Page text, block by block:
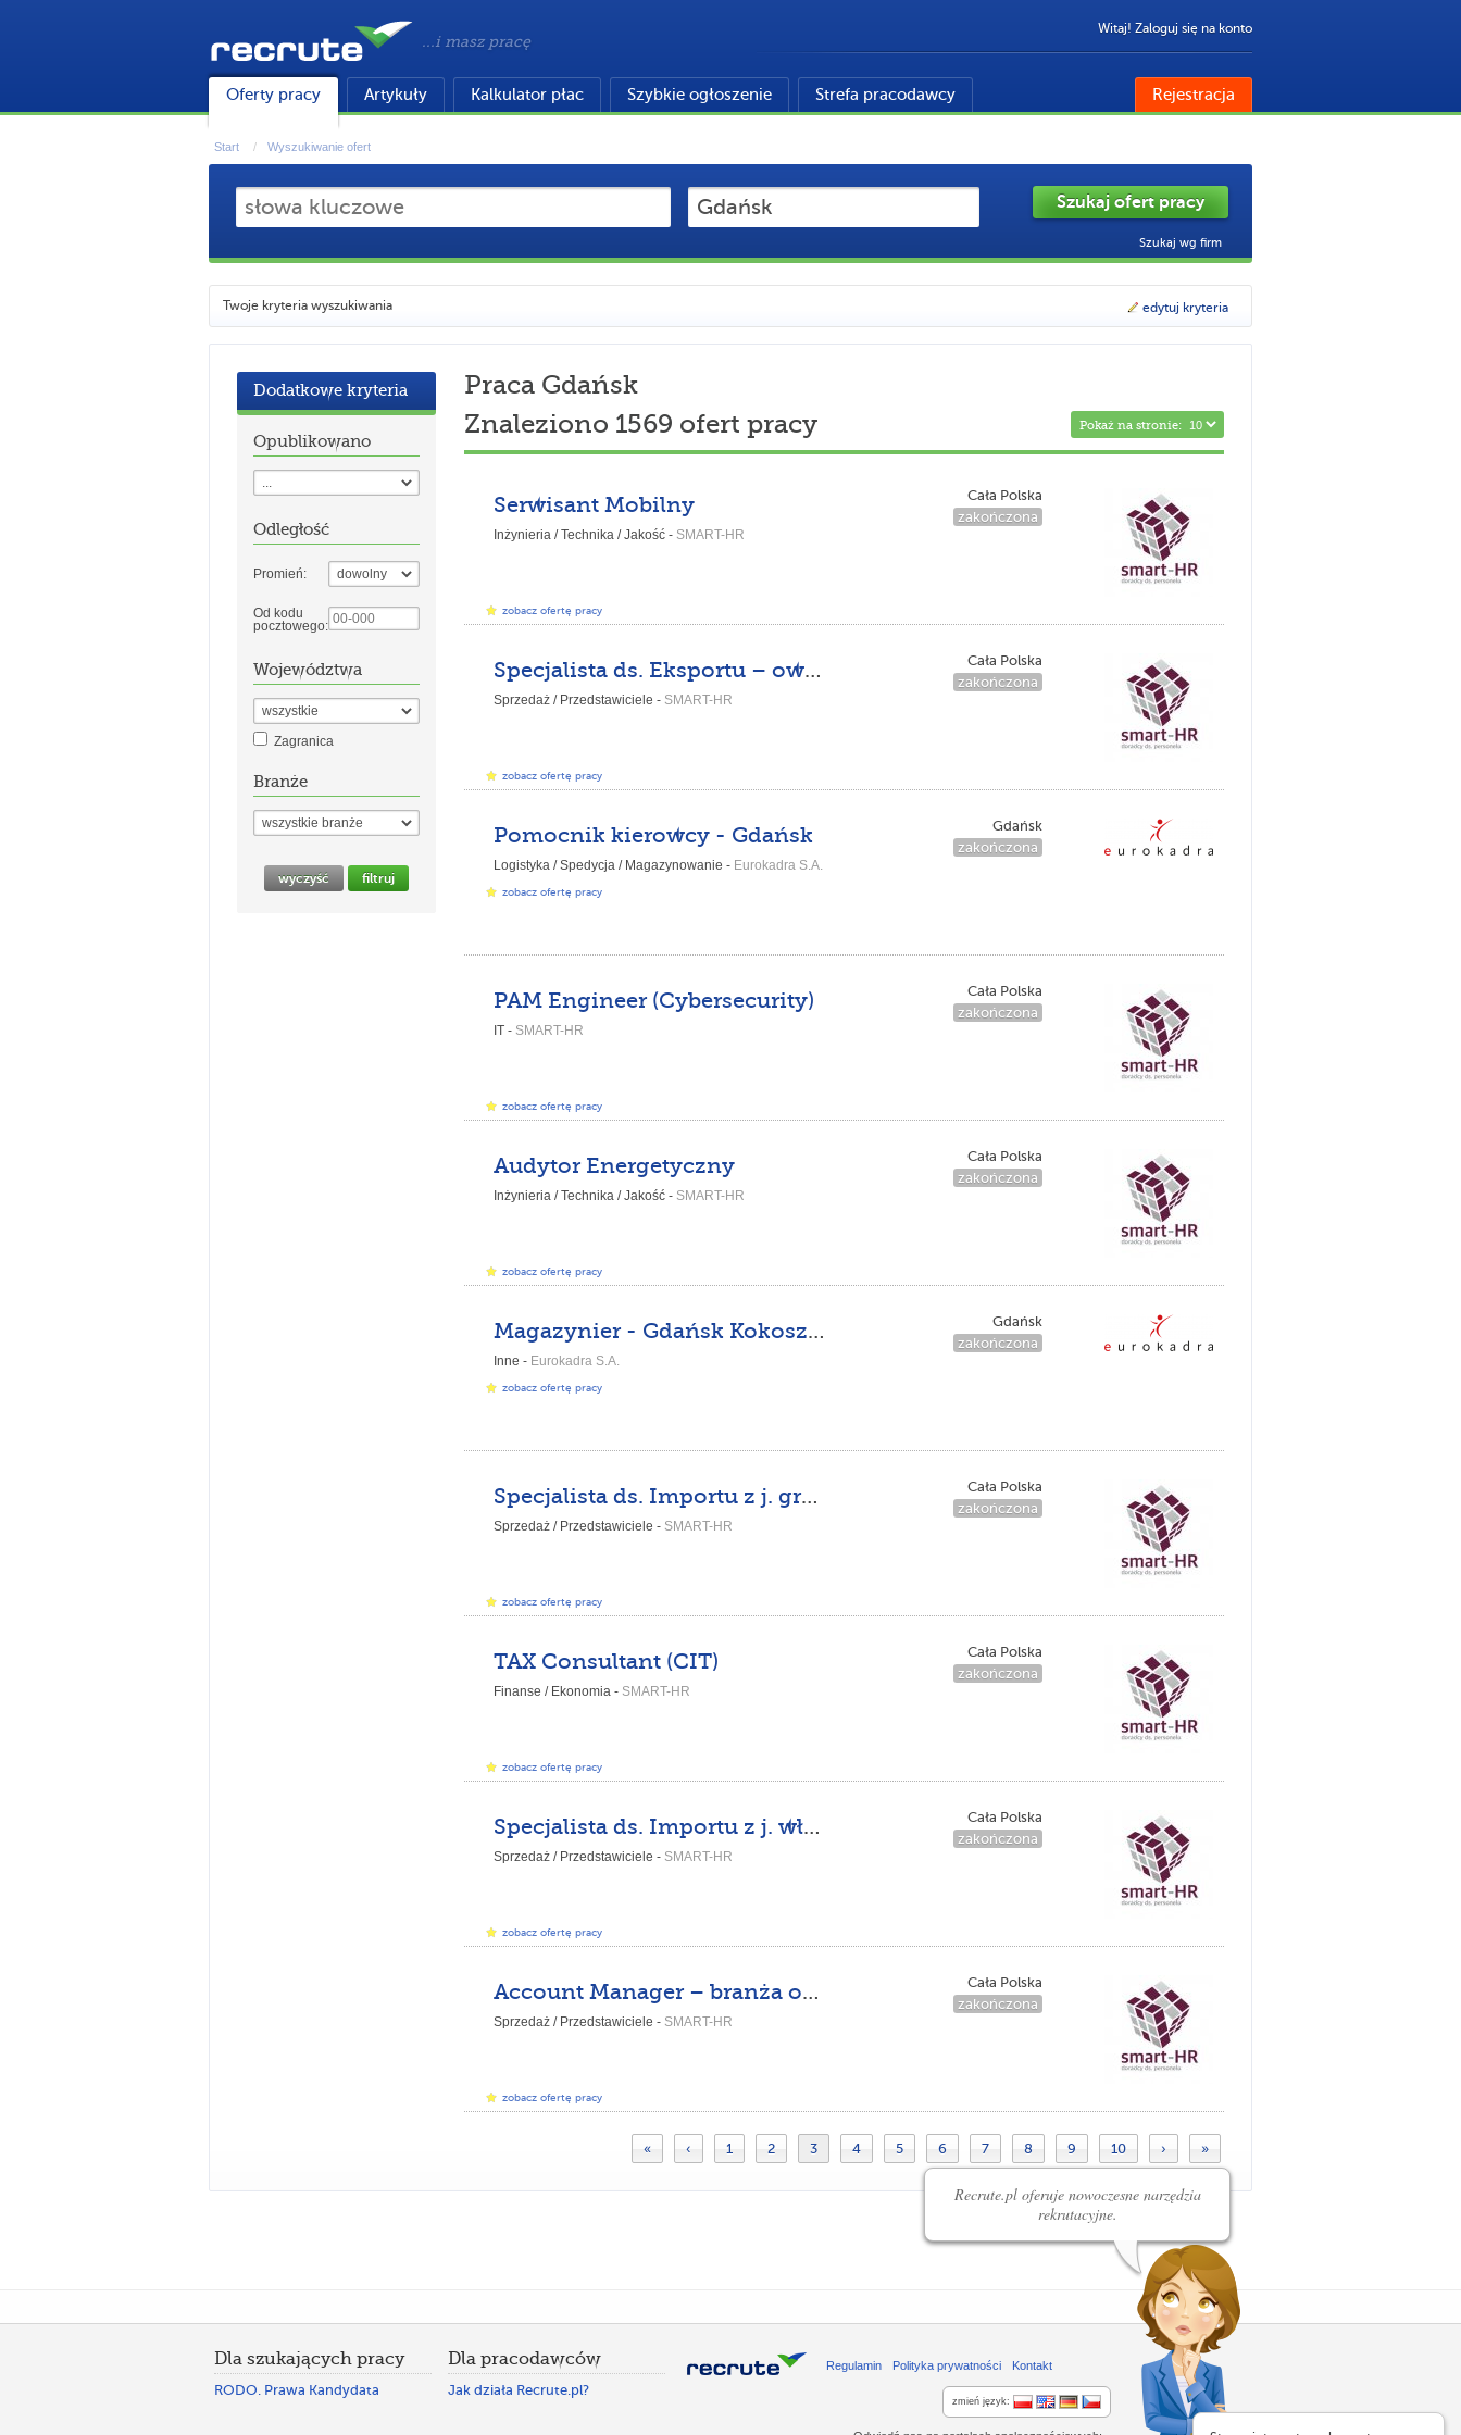
...i masz pracę
Witaj! Zaloguj się na konto
Oferty pracy Artykuły Kalkulator płac Szybkie ogłoszenie Strefa pracodawcy Rejestracja
Start Wyszukiwanie ofert
Szukaj wg firm
Twoje kryteria wyszukiwania edytuj kryteria
Dodatkowe kryteria
Opublikowano
Odległość
Promień:
Od kodu
pocztowego:
Województwa
Zagranica
Branże
Praca Gdańsk
Pokaż na stronie:
Znaleziono 1569 ofert pracy
Serwisant Mobilny
Inżynieria / Technika / Jakość - SMART-HR
Cała Polska
zakończona
zobacz ofertę pracy
Specjalista ds. Eksportu – owoce i warzywa
Sprzedaż / Przedstawiciele - SMART-HR
Cała Polska
zakończona
zobacz ofertę pracy
Pomocnik kierowcy - Gdańsk
Logistyka / Spedycja / Magazynowanie - Eurokadra S.A.
Gdańsk
zakończona
zobacz ofertę pracy
PAM Engineer (Cybersecurity)
IT - SMART-HR
Cała Polska
zakończona
zobacz ofertę pracy
Audytor Energetyczny
Inżynieria / Technika / Jakość - SMART-HR
Cała Polska
zakończona
zobacz ofertę pracy
Magazynier - Gdańsk Kokoszki
Inne - Eurokadra S.A.
Gdańsk
zakończona
zobacz ofertę pracy
Specjalista ds. Importu z j. greckim
Sprzedaż / Przedstawiciele - SMART-HR
Cała Polska
zakończona
zobacz ofertę pracy
TAX Consultant (CIT)
Finanse / Ekonomia - SMART-HR
Cała Polska
zakończona
zobacz ofertę pracy
Specjalista ds. Importu z j. włoskim
Sprzedaż / Przedstawiciele - SMART-HR
Cała Polska
zakończona
zobacz ofertę pracy
Account Manager – branża opakowań
Sprzedaż / Przedstawiciele - SMART-HR
Cała Polska
zakończona
zobacz ofertę pracy
« ‹ 1 2 3 4 5 6 7 8 9 10 › »
Dla szukających pracy
RODO. Prawa Kandydata
Dla pracodawców
Jak działa Recrute.pl?
Regulamin Polityka prywatności Kontakt
zmień język:
Recrute.pl oferuje nowoczesne narzędzia
rekrutacyjne.